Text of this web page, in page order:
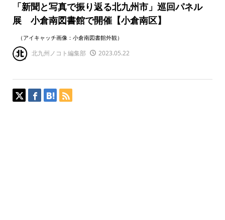
「新聞と写真で振り返る北九州市」巡回パネル
展 小倉南図書館で開催【小倉南区】
（アイキャッチ画像：小倉南図書館外観）
北九州ノコト編集部 2023.05.22